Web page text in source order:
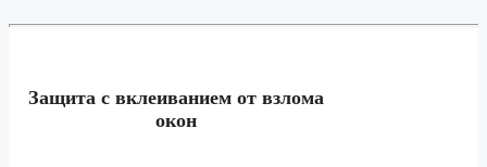
Защита с вклеиванием от взлома
окон